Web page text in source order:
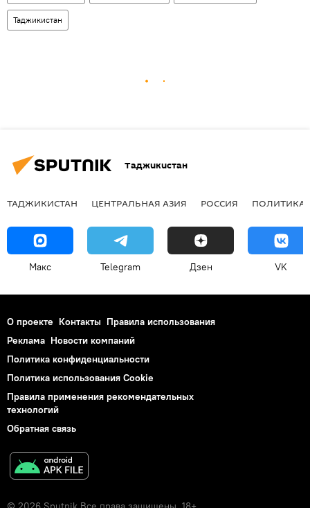
Таджикистан
Таджикистан
ТАДЖИКИСТАН ЦЕНТРАЛЬНАЯ АЗИЯ РОССИЯ ПОЛИТИКА
Макс Telegram Дзен VK
О проекте Контакты Правила использования
Реклама Новости компаний
Политика конфиденциальности
Политика использования Cookie
Правила применения рекомендательных
технологий
Обратная связь